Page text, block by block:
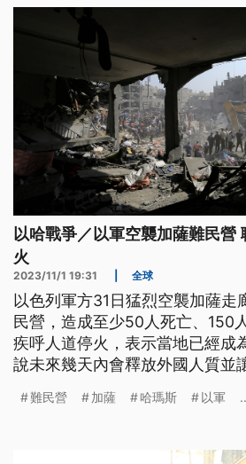
以哈戰爭／以軍空襲加薩難民營
火
2023/11/1 19:31 全球
以色列軍方31日猛烈空襲加薩走
民營，造成至少50人死亡、150
疾呼人道停火，表示當地已經成
說未來幾天內會釋放外國人質並
難民營 加薩 哈瑪斯 以軍